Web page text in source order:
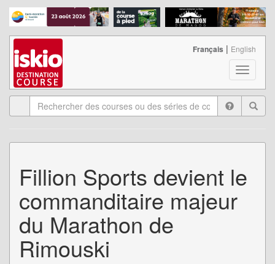
T
o
g
l
n
i
Français | English
Fillion Sports devient le
commanditaire majeur
du Marathon de
Rimouski